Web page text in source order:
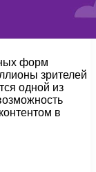
форм
зрителей
одной из
в